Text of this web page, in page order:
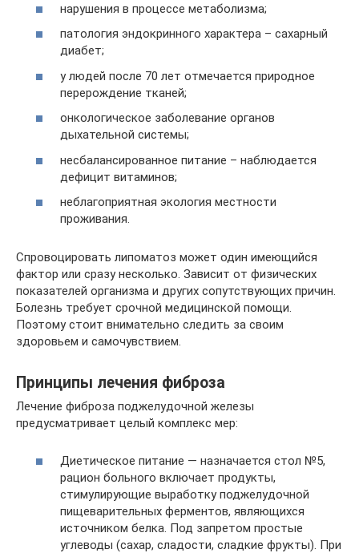
нарушения в процессе метаболизма;
патология эндокринного характера – сахарный
диабет;
у людей после 70 лет отмечается природное
перерождение тканей;
онкологическое заболевание органов
дыхательной системы;
несбалансированное питание – наблюдается
дефицит витаминов;
неблагоприятная экология местности
проживания.
Спровоцировать липоматоз может один имеющийся
фактор или сразу несколько. Зависит от физических
показателей организма и других сопутствующих причин.
Болезнь требует срочной медицинской помощи.
Поэтому стоит внимательно следить за своим
здоровьем и самочувствием.
Принципы лечения фиброза
Лечение фиброза поджелудочной железы
предусматривает целый комплекс мер:
Диетическое питание — назначается стол №5,
рацион больного включает продукты,
стимулирующие выработку поджелудочной
пищеварительных ферментов, являющихся
источником белка. Под запретом простые
углеводы (сахар, сладости, сладкие фрукты). При